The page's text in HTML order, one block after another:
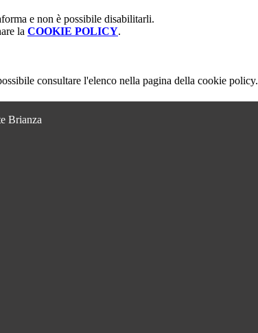
e non è possibile disabilitarli.
la COOKIE POLICY.
consultare l'elenco nella pagina della cookie policy.
Brianza